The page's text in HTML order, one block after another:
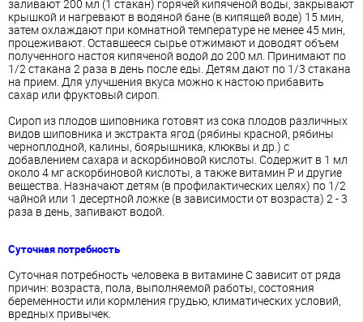
заливают 200 мл (1 стакан) горячей кипяченой воды, закрывают
крышкой и нагревают в водяной бане (в кипящей воде) 15 мин,
затем охлаждают при комнатной температуре не менее 45 мин,
процеживают. Оставшееся сырье отжимают и доводят объем
полученного настоя кипяченой водой до 200 мл. Принимают по
1/2 стакана 2 раза в день после еды. Детям дают по 1/3 стакана
на прием. Для улучшения вкуса можно к настою прибавить
сахар или фруктовый сироп.
Сироп из плодов шиповника готовят из сока плодов различных
видов шиповника и экстракта ягод (рябины красной, рябины
черноплодной, калины, боярышника, клюквы и др.) с
добавлением сахара и аскорбиновой кислоты. Содержит в 1 мл
около 4 мг аскорбиновой кислоты, а также витамин Р и другие
вещества. Назначают детям (в профилактических целях) по 1/2
чайной или 1 десертной ложке (в зависимости от возраста) 2 - 3
раза в день, запивают водой.
Суточная потребность
Суточная потребность человека в витамине С зависит от ряда
причин: возраста, пола, выполняемой работы, состояния
беременности или кормления грудью, климатических условий,
вредных привычек.